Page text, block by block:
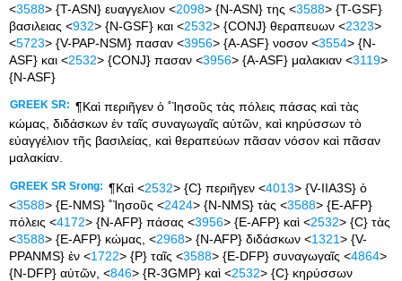
<3588> {T-ASN} ευαγγελιον <2098> {N-ASN} της <3588> {T-GSF}
βασιλειας <932> {N-GSF} και <2532> {CONJ} θεραπευων <2323>
<5723> {V-PAP-NSM} πασαν <3956> {A-ASF} νοσον <3554> {N-
ASF} και <2532> {CONJ} πασαν <3956> {A-ASF} μαλακιαν <3119>
{N-ASF}
GREEK SR: ¶Καὶ περιῆγεν ὁ ˚Ἰησοῦς τὰς πόλεις πάσας καὶ τὰς
κώμας, διδάσκων ἐν ταῖς συναγωγαῖς αὐτῶν, καὶ κηρύσσων τὸ
εὐαγγέλιον τῆς βασιλείας, καὶ θεραπεύων πᾶσαν νόσον καὶ πᾶσαν
μαλακίαν.
GREEK SR Srong: ¶Καὶ <2532> {C} περιῆγεν <4013> {V-IIA3S} ὁ
<3588> {E-NMS} ˚Ἰησοῦς <2424> {N-NMS} τὰς <3588> {E-AFP}
πόλεις <4172> {N-AFP} πάσας <3956> {E-AFP} καὶ <2532> {C} τὰς
<3588> {E-AFP} κώμας, <2968> {N-AFP} διδάσκων <1321> {V-
PPANMS} ἐν <1722> {P} ταῖς <3588> {E-DFP} συναγωγαῖς <4864>
{N-DFP} αὐτῶν, <846> {R-3GMP} καὶ <2532> {C} κηρύσσων